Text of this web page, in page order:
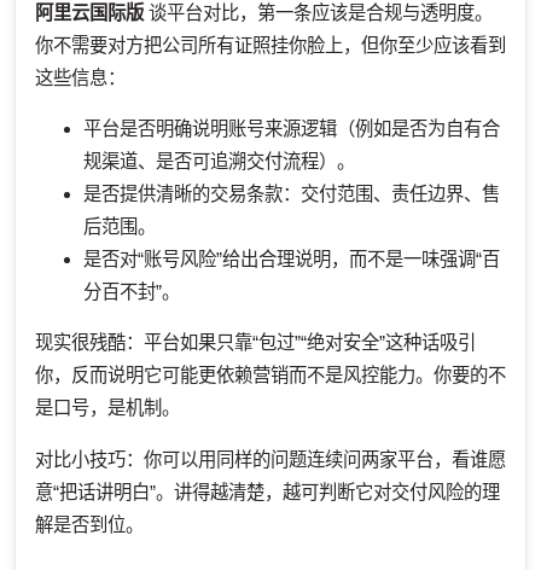
阿里云国际版 谈平台对比，第一条应该是合规与透明度。
你不需要对方把公司所有证照挂你脸上，但你至少应该看到
这些信息：
平台是否明确说明账号来源逻辑（例如是否为自有合
规渠道、是否可追溯交付流程）。
是否提供清晰的交易条款：交付范围、责任边界、售
后范围。
是否对“账号风险”给出合理说明，而不是一味强调“百
分百不封”。
现实很残酷：平台如果只靠“包过”“绝对安全”这种话吸引
你，反而说明它可能更依赖营销而不是风控能力。你要的不
是口号，是机制。
对比小技巧：你可以用同样的问题连续问两家平台，看谁愿
意“把话讲明白”。讲得越清楚，越可判断它对交付风险的理
解是否到位。